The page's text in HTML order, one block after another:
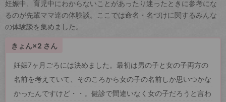
妊娠中、育児中にわからないことがあったり迷ったときに参考にな
るのが先輩ママ達の体験談。ここでは命名・名づけに関するみんな
の体験談を集めました。
きょん×2 さん
妊娠7ヶ月ごろには決めました。最初は男の子と女の子両方の
名前を考えていて、そのころから女の子の名前しか思いつかな
かったんですけど・・。健診で間違いなく女の子だろうと言わ